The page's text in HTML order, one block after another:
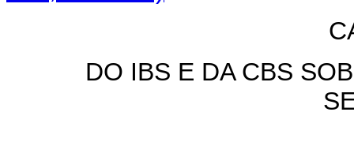
DO IBS E DA CBS